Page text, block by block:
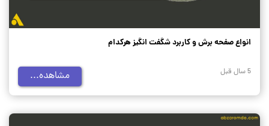
انواع صفحه برش و کاربرد شگفت انگیز هرکدام
5 سال قبل مشاهده...